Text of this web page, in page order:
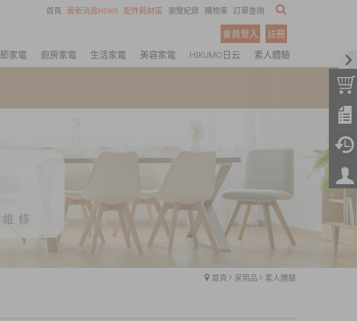
首頁 最新消息NEWS 配件耗材區 瀏覽紀錄 購物車 訂單查詢
會員登入
註冊
家電 廚房家電 生活家電 美容家電 HIKUMO日云 素人體驗
首頁 家用品 素人體驗